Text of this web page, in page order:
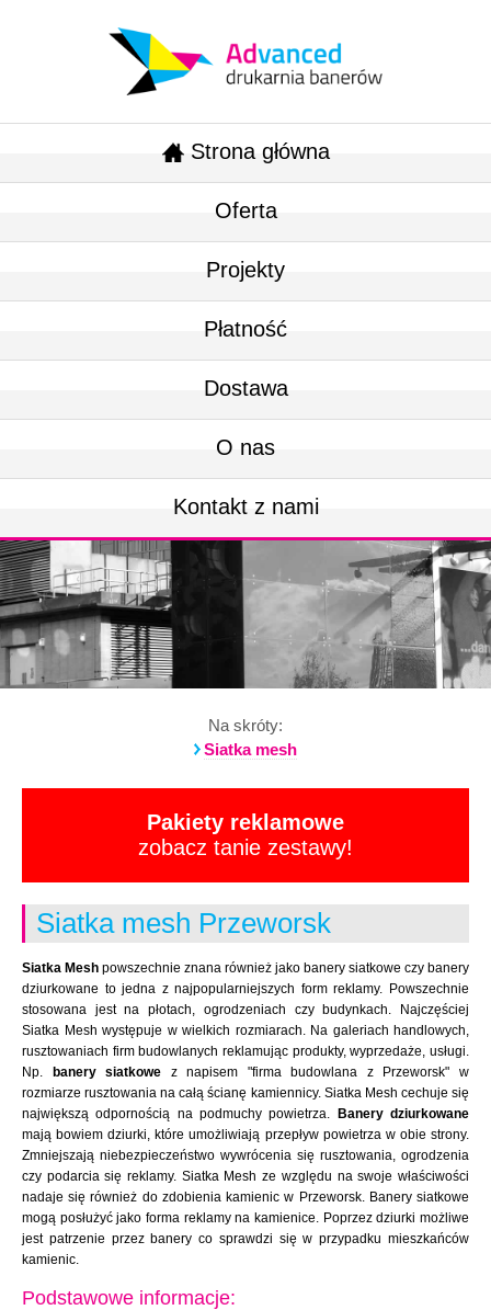
Strona główna
Oferta
Projekty
Płatność
Dostawa
O nas
Kontakt z nami
Na skróty:
Siatka mesh
Pakiety reklamowe
zobacz tanie zestawy!
Siatka mesh Przeworsk
Siatka Mesh powszechnie znana również jako banery siatkowe czy banery
dziurkowane to jedna z najpopularniejszych form reklamy. Powszechnie
stosowana jest na płotach, ogrodzeniach czy budynkach. Najczęściej
Siatka Mesh występuje w wielkich rozmiarach. Na galeriach handlowych,
rusztowaniach firm budowlanych reklamując produkty, wyprzedaże, usługi.
Np.
banery siatkowe z napisem "firma budowlana z Przeworsk" w
rozmiarze rusztowania na całą ścianę kamiennicy. Siatka Mesh cechuje się
największą odpornością na podmuchy powietrza.
Banery dziurkowane
mają bowiem dziurki, które umożliwiają przepływ powietrza w obie strony.
Zmniejszają niebezpieczeństwo wywrócenia się rusztowania, ogrodzenia
czy podarcia się reklamy. Siatka Mesh ze względu na swoje właściwości
nadaje się również do zdobienia kamienic w Przeworsk. Banery siatkowe
mogą posłużyć jako forma reklamy na kamienice. Poprzez dziurki możliwe
jest patrzenie przez banery co sprawdzi się w przypadku mieszkańców
kamienic.
Podstawowe informacje: